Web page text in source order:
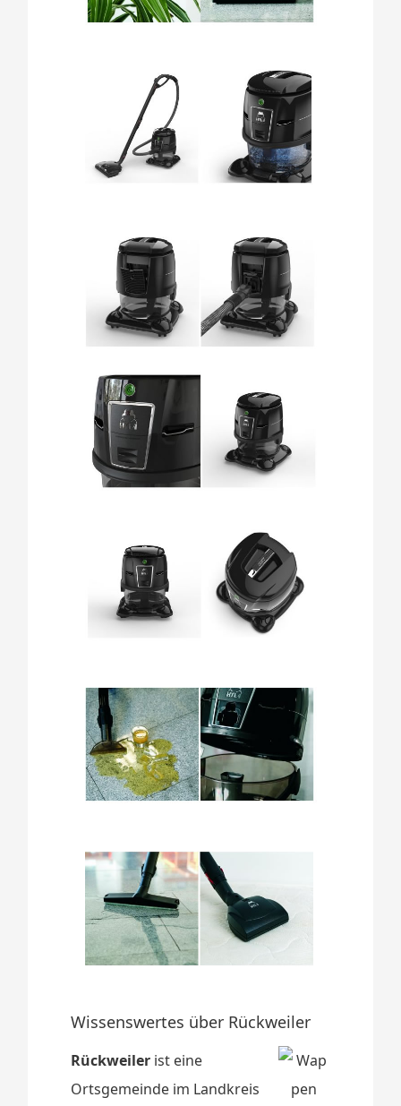
Wissenswertes über Rückweiler
Rückweiler ist eine
Ortsgemeinde im Landkreis